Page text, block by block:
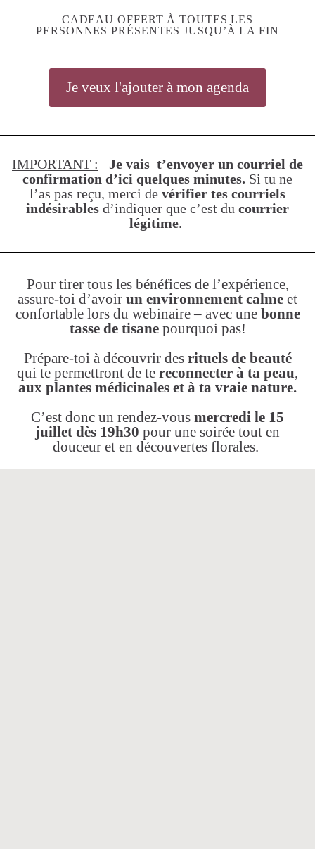
CADEAU OFFERT À TOUTES LES
PERSONNES PRÉSENTES JUSQU’À LA FIN
Je veux l'ajouter à mon agenda
IMPORTANT :
Je vais t’envoyer un courriel de
confirmation d’ici quelques minutes. Si tu ne
l’as pas reçu, merci de vérifier tes courriels
indésirables d’indiquer que c’est du courrier
légitime.
Pour tirer tous les bénéfices de l’expérience,
assure-toi d’avoir un environnement calme et
confortable lors du webinaire – avec une bonne
tasse de tisanepourquoi pas!
Prépare-toi à découvrir des rituels de beauté
qui te permettront de te reconnecter à ta peau,
aux plantes médicinales et à ta vraie nature.
C’est donc un rendez-vous mercredi le 15
juillet dès 19h30 pour une soirée tout en
douceur et en découvertes florales.